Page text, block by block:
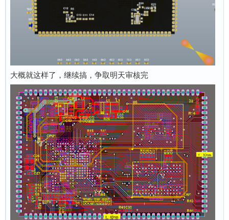
大概就这样了，继续搞，争取明天审核完